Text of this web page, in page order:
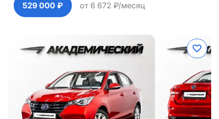
529 000 ₽ от 6 672 ₽/месяц